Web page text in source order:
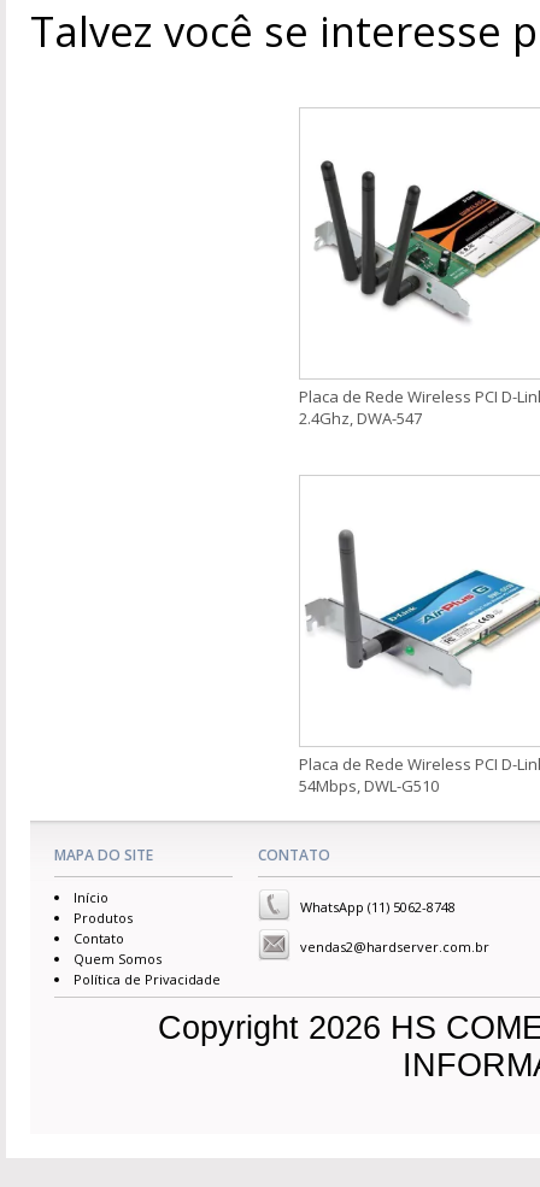
Talvez você se interesse
Placa de Rede Wireless PCI D-
2.4Ghz, DWA-547
Placa de Rede Wireless PCI D-
54Mbps, DWL-G510
MAPA DO SITE
Início
Produtos
Contato
Quem Somos
Política de Privacidade
CONTATO
WhatsApp (11) 5062-8748
vendas2@hardserver.com.br
Copyright 2026 HS